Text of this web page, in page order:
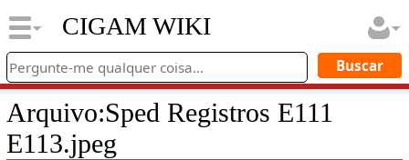
CIGAM WIKI
Arquivo:Sped Registros E111
E113.jpeg